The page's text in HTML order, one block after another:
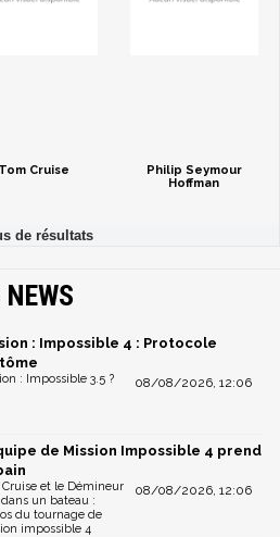
Tom Cruise
Philip Seymour
Hoffman
NEWS
: Impossible 4 : Protocole
08/08/2026, 12:06
: Impossible 3.5 ?
de Mission Impossible 4 prend
08/08/2026, 12:06
Cruise et le Démineur
un bateau :
du tournage de
impossible 4